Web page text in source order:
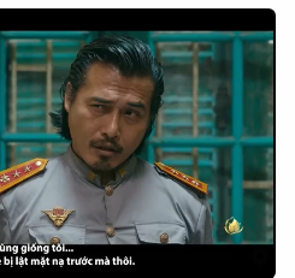
Podcast
Ảnh
nghệ Công an